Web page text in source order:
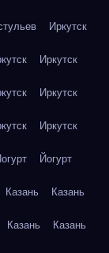
Иркутск
Иркутск
Иркутск
Иркутск
Йогурт
Казань Казань
Казань Казань